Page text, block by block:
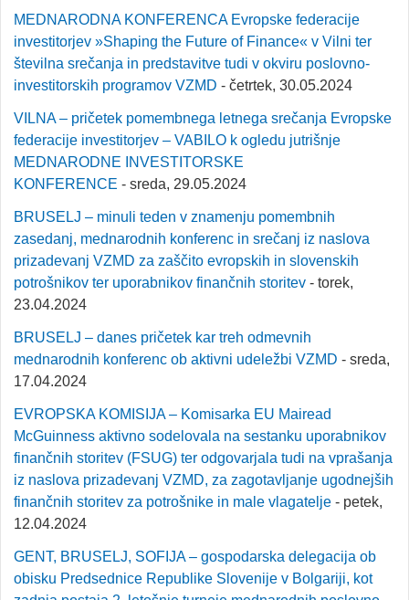
MEDNARODNA KONFERENCA Evropske federacije
investitorjev »Shaping the Future of Finance« v Vilni ter
številna srečanja in predstavitve tudi v okviru poslovno-
investitorskih programov VZMD - četrtek, 30.05.2024
VILNA – pričetek pomembnega letnega srečanja Evropske
federacije investitorjev – VABILO k ogledu jutrišnje
MEDNARODNE INVESTITORSKE
KONFERENCE - sreda, 29.05.2024
BRUSELJ – minuli teden v znamenju pomembnih
zasedanj, mednarodnih konferenc in srečanj iz naslova
prizadevanj VZMD za zaščito evropskih in slovenskih
potrošnikov ter uporabnikov finančnih storitev - torek,
23.04.2024
BRUSELJ – danes pričetek kar treh odmevnih
mednarodnih konferenc ob aktivni udeležbi VZMD - sreda,
17.04.2024
EVROPSKA KOMISIJA – Komisarka EU Mairead
McGuinness aktivno sodelovala na sestanku uporabnikov
finančnih storitev (FSUG) ter odgovarjala tudi na vprašanja
iz naslova prizadevanj VZMD, za zagotavljanje ugodnejših
finančnih storitev za potrošnike in male vlagatelje - petek,
12.04.2024
GENT, BRUSELJ, SOFIJA – gospodarska delegacija ob
obisku Predsednice Republike Slovenije v Bolgariji, kot